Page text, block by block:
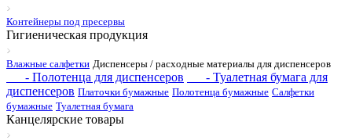
Контейнеры под пресервы
Гигиеническая продукция
Влажные салфетки Диспенсеры / расходные материалы для диспенсеров
- Полотенца для диспенсеров
- Туалетная бумага для
диспенсеров Платочки бумажные Полотенца бумажные Салфетки
бумажные Туалетная бумага
Канцелярские товары